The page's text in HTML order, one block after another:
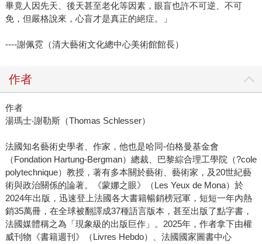
畢竟人因先天、後天甚至老化等因素，眼盲也許不可逆、不可
免，但嚴格說來，心盲才是真正的絕症。」
----謝佩霓（清大藝術文化總中心美術館館長）
作者
作者
湯瑪士‧謝勒斯（Thomas Schlesser）
法國知名藝術史學者、作家，他也是哈同-伯格曼基金會
（Fondation Hartung-Bergman）總裁、巴黎綜合理工學院（?cole
polytechnique）教授，著有多本關於藝術、藝術家，及20世紀藝
術與政治關係的論著。《蒙娜之眼》（Les Yeux de Mona）於
2024年出版，迅速登上法國各大書籍暢銷榜冠軍，短短一年內熱
銷35萬冊，在全球被翻譯成37種語言版本，甚至出版了點字書，
法國媒體稱之為「現象級的出版巨作」。2025年，作者拿下由權
威刊物《書籍週刊》（Livres Hebdo）、法國國家圖書中心